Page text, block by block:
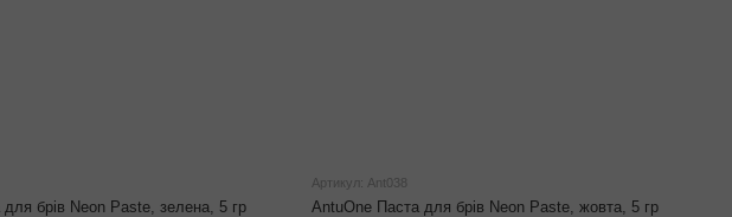
брів Neon Paste, зелена, 5 гр
Артикул: Ant038
AntuOne Паста для брів Neon Paste, жовта, 5 гр